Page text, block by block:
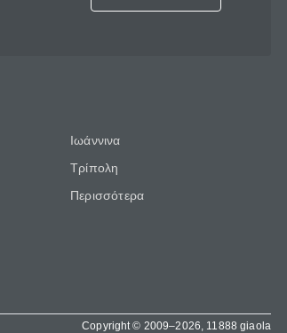
Ιωάννινα
Τρίπολη
Περισσότερα
Copyright © 2009–2026, 11888 giaola